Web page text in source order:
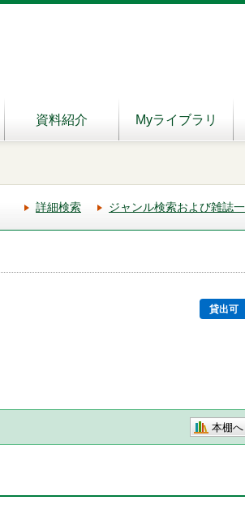
資料紹介 Myライブラリ
詳細検索 ジャンル検索および雑誌
貸出可
本棚へ